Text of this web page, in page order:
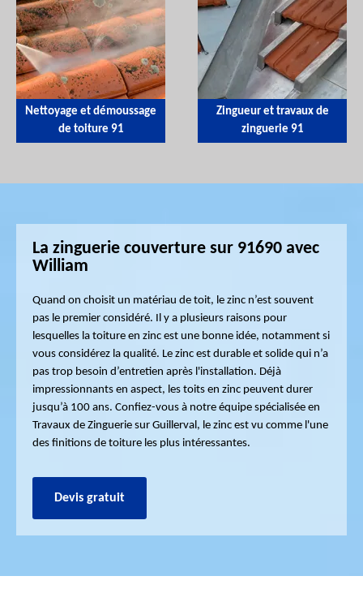
Nettoyage et démoussage
de toiture 91
Zingueur et travaux de
zinguerie 91
La zinguerie couverture sur 91690 avec
William
Quand on choisit un matériau de toit, le zinc n’est souvent
pas le premier considéré. Il y a plusieurs raisons pour
lesquelles la toiture en zinc est une bonne idée, notamment si
vous considérez la qualité. Le zinc est durable et solide qui n’a
pas trop besoin d’entretien après l'installation. Déjà
impressionnants en aspect, les toits en zinc peuvent durer
jusqu’à 100 ans. Confiez-vous à notre équipe spécialisée en
Travaux de Zinguerie sur Guillerval, le zinc est vu comme l'une
des finitions de toiture les plus intéressantes.
Devis gratuit